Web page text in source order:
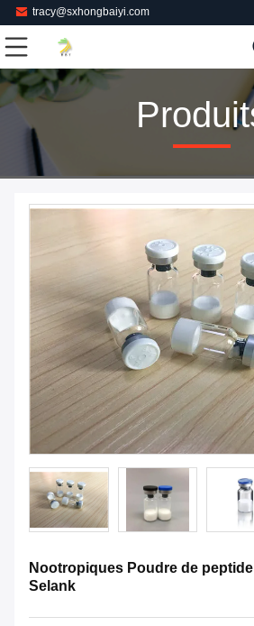
tracy@sxhongbaiyi.com
Nootropiques Poudre de
Selank